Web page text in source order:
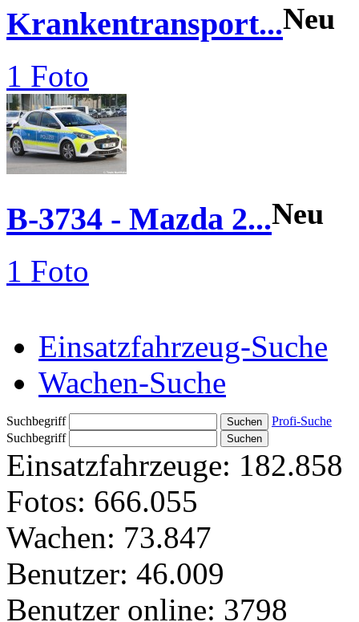
Krankentransport...Neu
1 Foto
B-3734 - Mazda 2...Neu
1 Foto
Einsatzfahrzeug-Suche
Wachen-Suche
Suchbegriff
Profi-Suche
Suchbegriff
Einsatzfahrzeuge: 182.858
Fotos: 666.055
Wachen: 73.847
Benutzer: 46.009
Benutzer online: 3798